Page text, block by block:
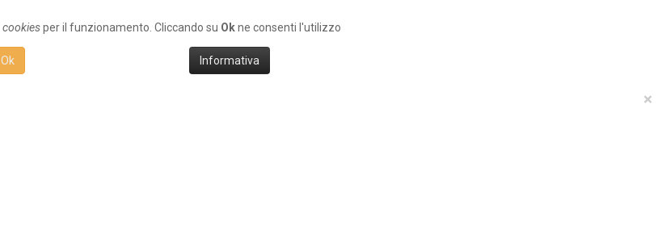
cookiesper il funzionamento. Cliccando su Okne consenti l'utilizzo
Ok Informativa
×